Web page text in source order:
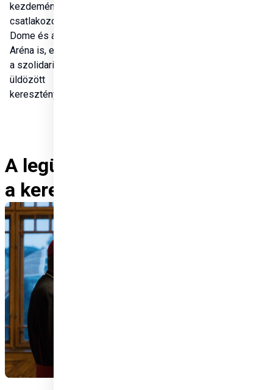
kezdeményezéshez
csatlakozott az MVM
Dome és a Groupama
Aréna is, ezzel kifejezve
a szolidaritást az
üldözött
keresztényekkel.
A legüldözöttebb vallás
a kereszténység